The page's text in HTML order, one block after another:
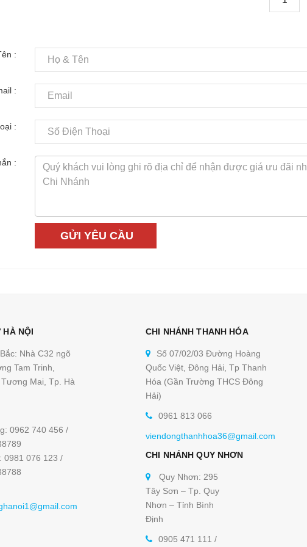
:
:
:
:
HÀ NỘI
Nhà C32 ngõ
Tam Trinh,
Mai, Tp. Hà
0962 740 456 /
0981 076 123 /
CHI NHÁNH THANH HÓA
Số 07/02/03 Đường Hoàng
Quốc Việt, Đông Hải, Tp Thanh
Hóa (Gần Trường THCS Đông
Hải)
0961 813 066
viendongthanhhoa36@gmail.com
CHI NHÁNH QUY NHƠN
Quy Nhơn: 295
Tây Sơn – Tp. Quy
Nhơn – Tỉnh Bình
Định
0905 471 111 /